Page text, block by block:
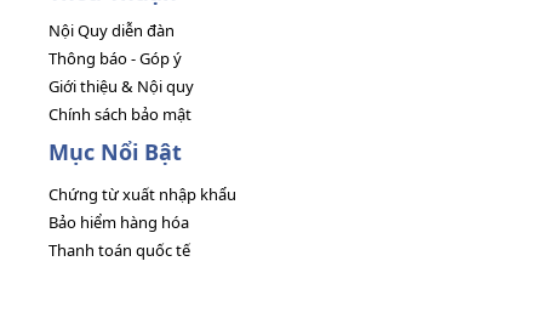
Nội Quy diễn đàn
Thông báo - Góp ý
Giới thiệu & Nội quy
Chính sách bảo mật
Mục Nổi Bật
Chứng từ xuất nhập khẩu
Bảo hiểm hàng hóa
Thanh toán quốc tế